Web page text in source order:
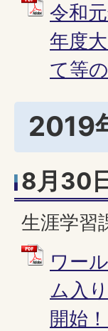
令和
年度
て等
2019
8月30
生涯学習
ワー
ム入
開始